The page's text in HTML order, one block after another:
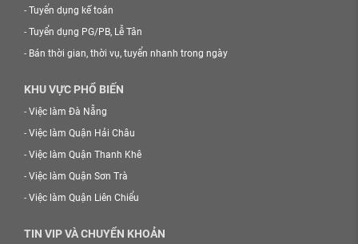
- Tuyển dụng kế toán
- Tuyển dụng PG/PB, Lễ Tân
- Bán thời gian, thời vụ, tuyển nhanh trong ngày
KHU VỰC PHỔ BIẾN
- Việc làm Đà Nẵng
- Việc làm Quận Hải Châu
- Việc làm Quận Thanh Khê
- Việc làm Quận Sơn Trà
- Việc làm Quận Liên Chiểu
TIN VIP VÀ CHUYỂN KHOẢN